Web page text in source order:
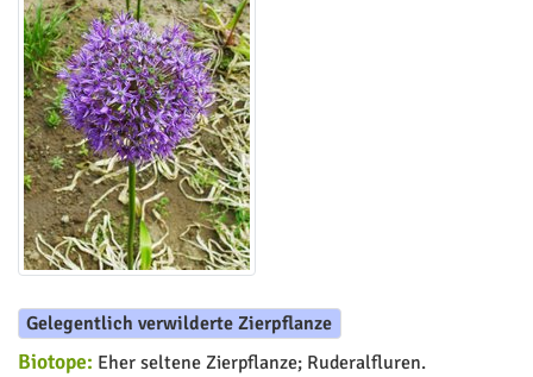
Gelegentlich verwilderte Zierpflanze
Biotope: Eher seltene Zierpflanze; Ruderalfluren.